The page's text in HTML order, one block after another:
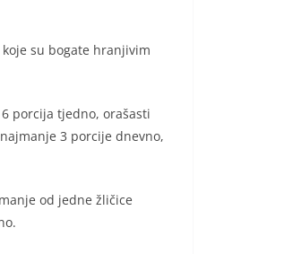
su bogate hranjivim
porcija tjedno, orašasti
3 porcije dnevno,
od jedne žličice